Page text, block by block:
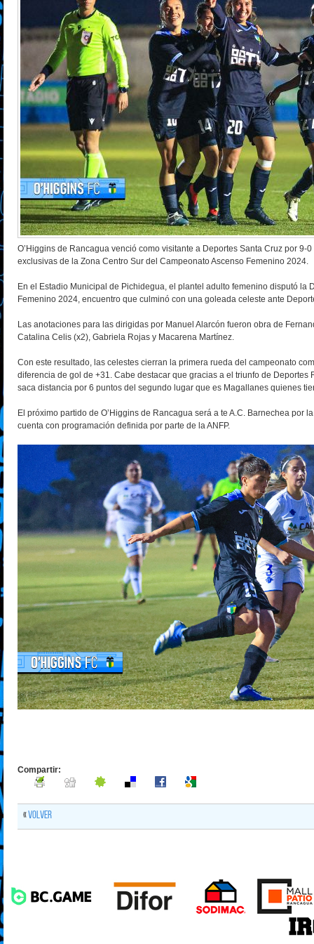
O’Higgins de Rancagua venció como visitante a Deportes Santa Cruz por 9-
exclusivas de la Zona Centro Sur del Campeonato Ascenso Femenino 2024.
En el Estadio Municipal de Pichidegua, el plantel adulto femenino disputó la
Femenino 2024, encuentro que culminó con una goleada celeste ante
Las anotaciones para las dirigidas por Manuel Alarcón fueron obra de
Catalina Celis (x2), Gabriela Rojas y Macarena Martínez.
Con este resultado, las celestes cierran la primera rueda del campeonato
diferencia de gol de +31. Cabe destacar que gracias a el triunfo de Deportes
saca distancia por 6 puntos del segundo lugar que es Magallanes quienes
El próximo partido de O’Higgins de Rancagua será a te A.C. Barnechea por
cuenta con programación definida por parte de la ANFP.
Compartir:
«Volver